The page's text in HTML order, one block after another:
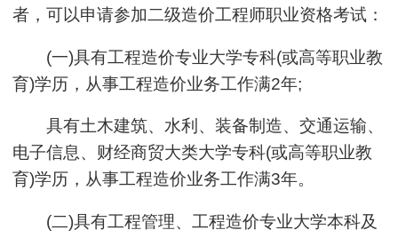
者，可以申请参加二级造价工程师职业资格考试：
(一)具有工程造价专业大学专科(或高等职业教
育)学历，从事工程造价业务工作满2年;
具有土木建筑、水利、装备制造、交通运输、
电子信息、财经商贸大类大学专科(或高等职业教
育)学历，从事工程造价业务工作满3年。
(二)具有工程管理、工程造价专业大学本科及